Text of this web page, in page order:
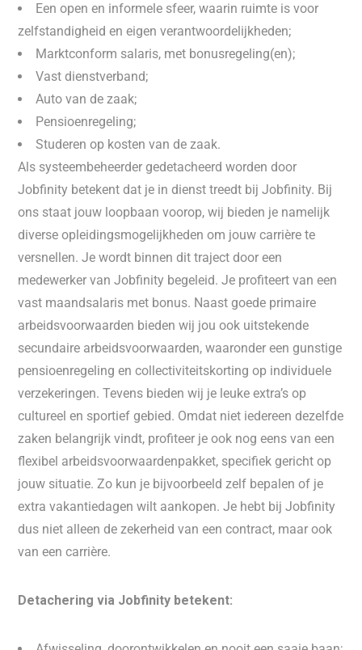
Een open en informele sfeer, waarin ruimte is voor
zelfstandigheid en eigen verantwoordelijkheden;
Marktconform salaris, met bonusregeling(en);
Vast dienstverband;
Auto van de zaak;
Pensioenregeling;
Studeren op kosten van de zaak.
Als systeembeheerder gedetacheerd worden door
Jobfinity betekent dat je in dienst treedt bij Jobfinity. Bij
ons staat jouw loopbaan voorop, wij bieden je namelijk
diverse opleidingsmogelijkheden om jouw carrière te
versnellen. Je wordt binnen dit traject door een
medewerker van Jobfinity begeleid. Je profiteert van een
vast maandsalaris met bonus. Naast goede primaire
arbeidsvoorwaarden bieden wij jou ook uitstekende
secundaire arbeidsvoorwaarden, waaronder een gunstige
pensioenregeling en collectiviteitskorting op individuele
verzekeringen. Tevens bieden wij je leuke extra’s op
cultureel en sportief gebied. Omdat niet iedereen dezelfde
zaken belangrijk vindt, profiteer je ook nog eens van een
flexibel arbeidsvoorwaardenpakket, specifiek gericht op
jouw situatie. Zo kun je bijvoorbeeld zelf bepalen of je
extra vakantiedagen wilt aankopen. Je hebt bij Jobfinity
dus niet alleen de zekerheid van een contract, maar ook
van een carrière.
Detachering via Jobfinity betekent: